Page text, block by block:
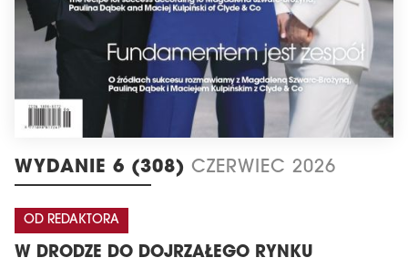
WYDANIE 6 (308) CZERWIEC 2026
OD REDAKTORA
W DRODZE DO DOJRZAŁEGO RYNKU